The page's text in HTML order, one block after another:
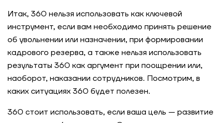
Итак, 360 нельзя использовать как ключевой
инструмент, если вам необходимо принять решение
об увольнении или назначении, при формировании
кадрового резерва, а также нельзя использовать
результаты 360 как аргумент при поощрении или,
наоборот, наказании сотрудников. Посмотрим, в
каких ситуациях 360 будет полезен.
360 стоит использовать, если ваша цель — развитие